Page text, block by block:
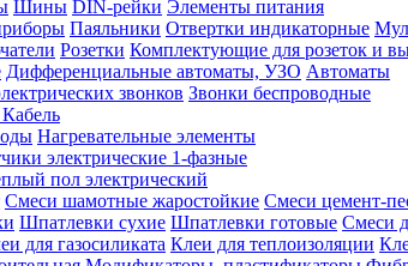
Шины DIN-рейки Элементы питания
Паяльники Отвертки индикаторные
Розетки Комплектующие для розеток и
Дифференциальные автоматы, УЗО Автоматы
звонков Звонки беспроводные
Кабель
Нагревательные элементы
электрические 1-фазные
пол электрический
Смеси шамотные жаростойкие Смеси цемент-
Шпатлевки сухие Шпатлевки готовые Смеси
для газосиликата Клеи для теплоизоляции